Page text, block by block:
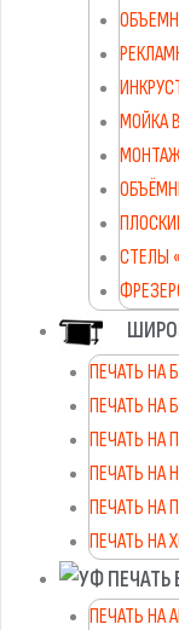
МОЙКА
СТЕЛЫ
ПЕЧАТЬ НА
ПЕЧАТЬ НА
ПЕЧАТЬ НА
ПЕЧАТЬ НА
ПЕЧАТЬ НА
ПЕЧАТЬ НА
ПЕЧАТЬ НА